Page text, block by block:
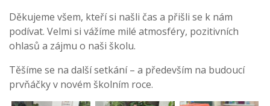
Děkujeme všem, kteří si našli čas a přišli se k nám
podívat. Velmi si vážíme milé atmosféry, pozitivních
ohlasů a zájmu o naši školu.
Těšíme se na další setkání – a především na budoucí
prvňáčky v novém školním roce.